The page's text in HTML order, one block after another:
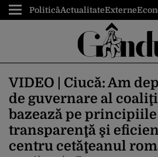
PoliticăActualitateExterne
VIDEO | Ciucă: Am
de guvernare al
bazează pe
transparenţă şi
centru cetăţeanul